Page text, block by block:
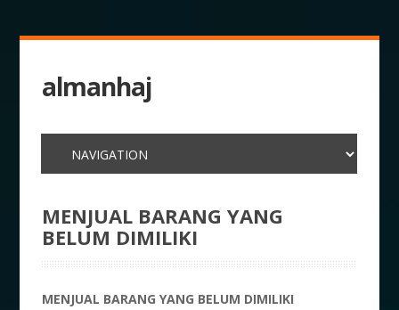
almanhaj
MENJUAL BARANG YANG
BELUM DIMILIKI
MENJUAL BARANG YANG BELUM DIMILIKI